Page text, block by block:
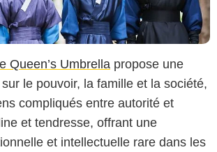
Queen’s Umbrella propose une
le pouvoir, la famille et la société,
compliqués entre autorité et
et tendresse, offrant une
et intellectuelle rare dans les